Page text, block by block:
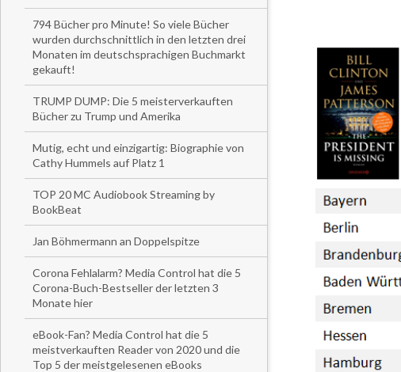
794 Bücher pro Minute! So viele Bücher
wurden durchschnittlich in den letzten drei
Monaten im deutschsprachigen Buchmarkt
gekauft!
TRUMP DUMP: Die 5 meisterverkauften
Bücher zu Trump und Amerika
Mutig, echt und einzigartig: Biographie von
Cathy Hummels auf Platz 1
TOP 20 MC Audiobook Streaming by
BookBeat
Jan Böhmermann an Doppelspitze
Corona Fehlalarm? Media Control hat die 5
Corona-Buch-Bestseller der letzten 3
Monate hier
eBook-Fan? Media Control hat die 5
meistverkauften Reader von 2020 und die
Top 5 der meistgelesenen eBooks